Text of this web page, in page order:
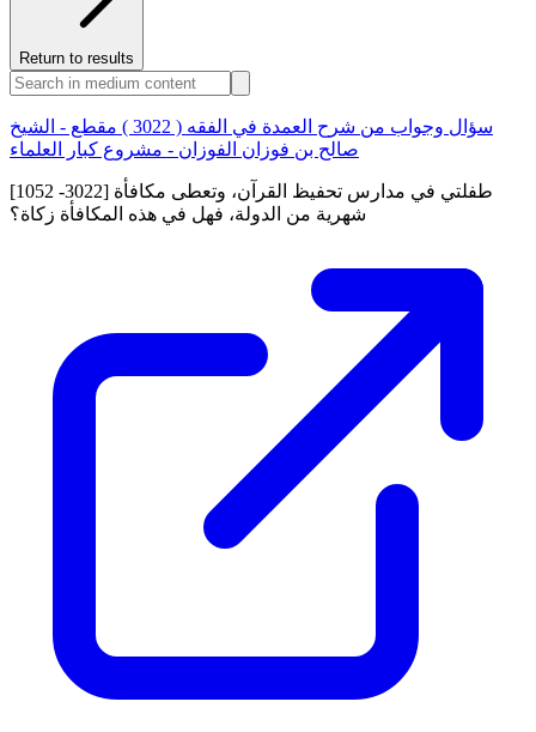
Return to results
سؤال وجواب من شرح العمدة في الفقه ( 3022 ) مقطع - الشيخ
صالح بن فوزان الفوزان - مشروع كبار العلماء
[1052 -3022] طفلتي في مدارس تحفيظ القرآن، وتعطى مكافأة
شهرية من الدولة، فهل في هذه المكافأة زكاة؟